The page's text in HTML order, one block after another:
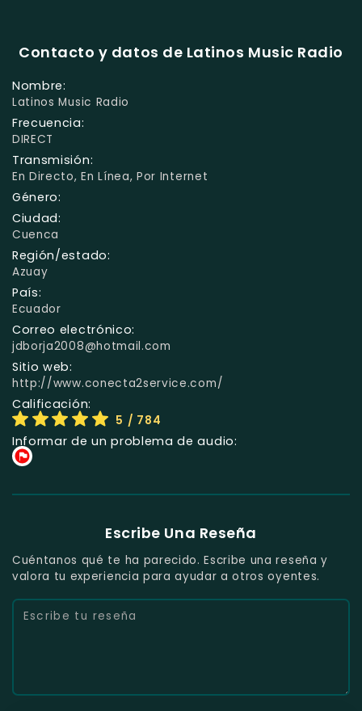
Contacto y datos de Latinos Music Radio
Nombre:
Latinos Music Radio
Frecuencia:
DIRECT
Transmisión:
En Directo, En Línea, Por Internet
Género:
Ciudad:
Cuenca
Región/estado:
Azuay
País:
Ecuador
Correo electrónico:
jdborja2008@hotmail.com
Sitio web:
http://www.conecta2service.com/
Calificación:
5 / 784
Informar de un problema de audio:
Escribe Una Reseña
Cuéntanos qué te ha parecido. Escribe una reseña y
valora tu experiencia para ayudar a otros oyentes.